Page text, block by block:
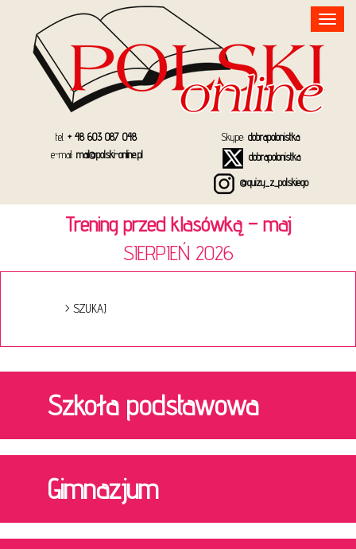
Toggle
navigation
tel. + 48 603 087 048
e-mail: mail@polski-online.pl
Skype: dobrapolonistka
dobrapolonistka
@quizy_z_polskiego
Trening przed klasówką – maj
SIERPIEŃ 2026
Szkoła podstawowa
Gimnazjum